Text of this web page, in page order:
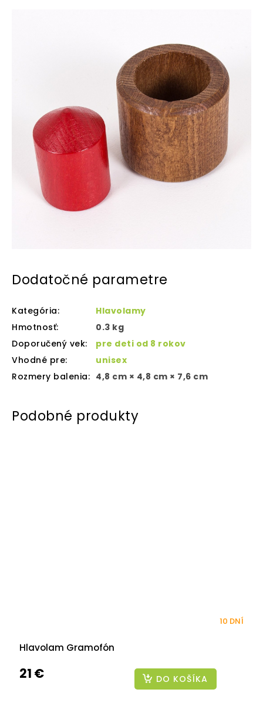
Dodatočné parametre
Kategória:
Hlavolamy
Hmotnosť:
0.3 kg
Doporučený vek:
pre deti od 8 rokov
Vhodné pre:
unisex
Rozmery balenia: 4,8 cm × 4,8 cm × 7,6 cm
Hlavolam Gramofón
10 DNÍ
21 € DO KOŠÍKA